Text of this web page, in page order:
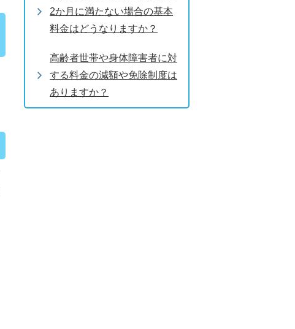
2か月に満たない場合の基本
料金はどうなりますか？
高齢者世帯や身体障害者に対
する料金の減額や免除制度は
ありますか？